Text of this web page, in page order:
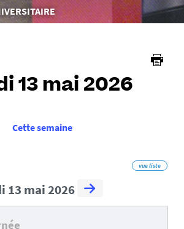
13 mai 2026
Cette semaine
vue liste
13 mai 2026